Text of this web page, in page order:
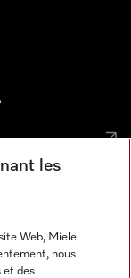
les
Web, Miele
nous
et des